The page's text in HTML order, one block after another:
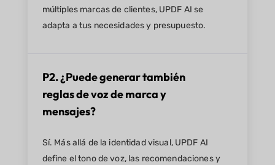
múltiples marcas de clientes, UPDF AI se
adapta a tus necesidades y presupuesto.
P2. ¿Puede generar también
reglas de voz de marca y
mensajes?
Sí. Más allá de la identidad visual, UPDF AI
define el tono de voz, las recomendaciones y